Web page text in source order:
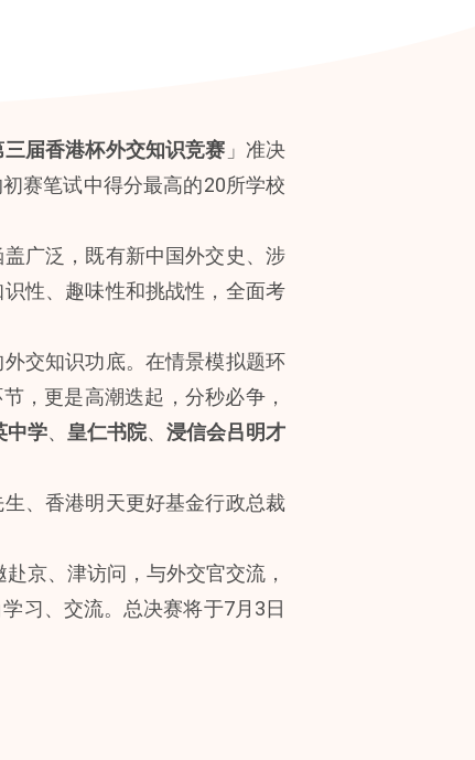
三届香港杯外交知识竞赛 」准决
赛笔试中得分最高的20所学校
广泛，既有新中国外交史、涉
性、趣味性和挑战性，全面考
交知识功底。在情景模拟题环
，更是高潮迭起，分秒必争，
中学、 皇仁书院、 浸信会吕明才
、香港明天更好基金行政总裁
京、津访问，与外交官交流，
习、交流。总决赛将于7月3日